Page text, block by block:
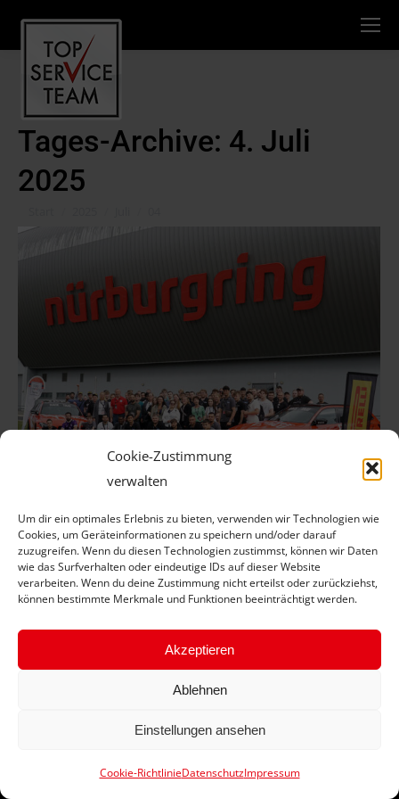
Cookie-Zustimmung
verwalten
Um dir ein optimales Erlebnis zu bieten, verwenden wir Technologien wie
Cookies, um Geräteinformationen zu speichern und/oder darauf
zuzugreifen. Wenn du diesen Technologien zustimmst, können wir Daten
wie das Surfverhalten oder eindeutige IDs auf dieser Website
verarbeiten. Wenn du deine Zustimmung nicht erteilst oder zurückziehst,
können bestimmte Merkmale und Funktionen beeinträchtigt werden.
Akzeptieren
Ablehnen
Einstellungen ansehen
Cookie-RichtlinieDatenschutzImpressum
Tages-Archive: 4. Juli
2025
Nürburgring
Aktuelle News VonJ Schübel 4. Juli 2025
Azubi-Days 2025: Dreitägige Veranstaltung stärkt